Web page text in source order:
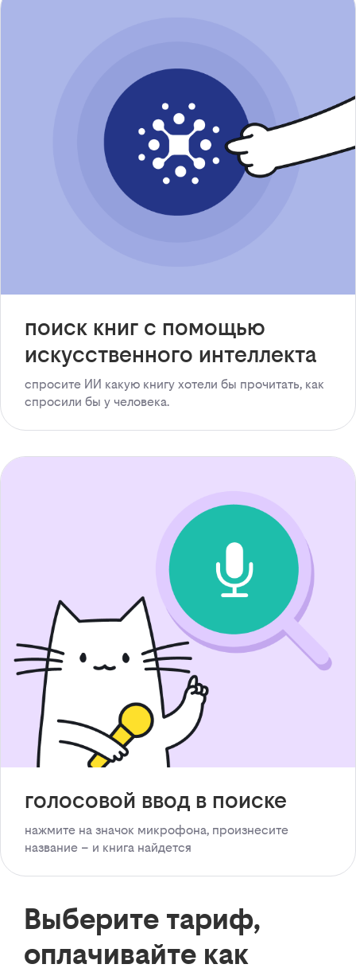
поиск книг с помощью
искусственного интеллекта
спросите ИИ какую книгу хотели бы прочитать, как
спросили бы у человека.
голосовой ввод в поиске
нажмите на значок микрофона, произнесите
название – и книга найдется
Выберите тариф,
оплачивайте как